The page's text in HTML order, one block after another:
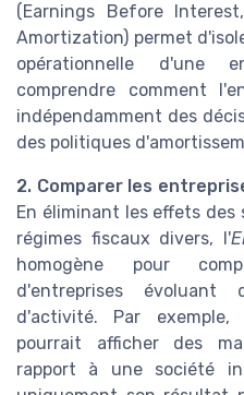
(Earnings Before
Amortization) permet
opérationnelle d'une
comprendre comment
indépendamment des
des politiques
2. Comparer les
En éliminant les effets
régimes fiscaux divers, l'
homogène pour
d'entreprises évoluant
d'activité. Par
pourrait afficher des
rapport à une société